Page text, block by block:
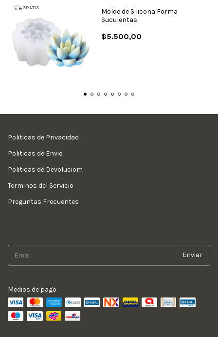
GRATIS
Molde de Silicona Forma
Suculentas
$5.500,00
Politicas de Privacidad
Politicas de Envio
Politicas de Devoluciom
Terminos del Servicio
Preguntas Frecuentes
Medios de pago